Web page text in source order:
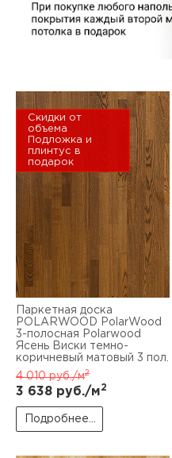
Скидки от
объема
Подложка и
плинтус в
подарок
Паркетная доска
POLARWOOD PolarWood
3-полосная Polarwood
Ясень Виски темно-
коричневый матовый 3 пол.
4 010руб./м2
3 638 руб./м2
Подробнее...